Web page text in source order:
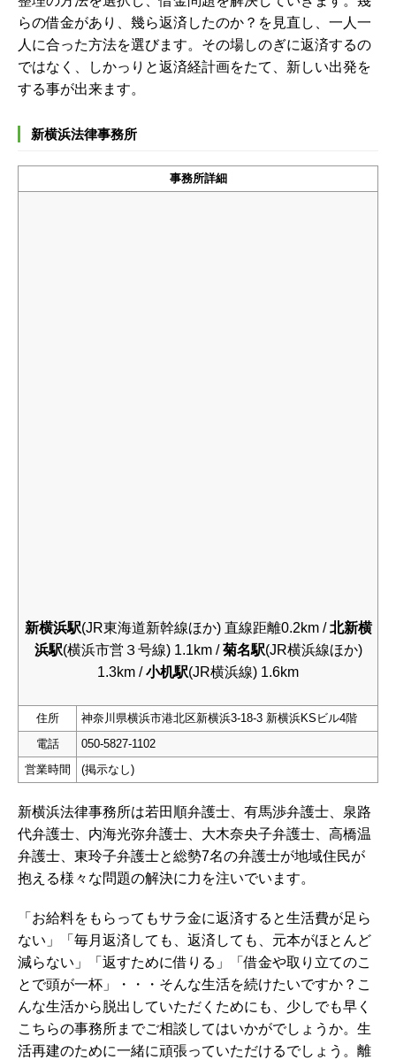
らの借金があり、幾ら返済したのか？を見直し、一人一
人に合った方法を選びます。その場しのぎに返済するの
ではなく、しかっりと返済経計画をたて、新しい出発を
する事が出来ます。
新横浜法律事務所
事務所詳細
新横浜駅(JR東海道新幹線ほか) 直線距離0.2km /北新横
浜駅(横浜市営３号線) 1.1km /菊名駅(JR横浜線ほか)
1.3km /小机駅(JR横浜線) 1.6km
住所
神奈川県横浜市港北区新横浜3-18-3 新横浜KSビル4階
電話
050-5827-1102
営業時間
(掲示なし)
新横浜法律事務所は若田順弁護士、有馬渉弁護士、泉路
代弁護士、内海光弥弁護士、大木奈央子弁護士、高橋温
弁護士、東玲子弁護士と総勢7名の弁護士が地域住民が
抱える様々な問題の解決に力を注いでいます。
「お給料をもらってもサラ金に返済すると生活費が足ら
ない」「毎月返済しても、返済しても、元本がほとんど
減らない」「返すために借りる」「借金や取り立てのこ
とで頭が一杯」・・・そんな生活を続けたいですか？こ
んな生活から脱出していただくためにも、少しでも早く
こちらの事務所までご相談してはいかがでしょうか。生
活再建のために一緒に頑張っていただけるでしょう。 離